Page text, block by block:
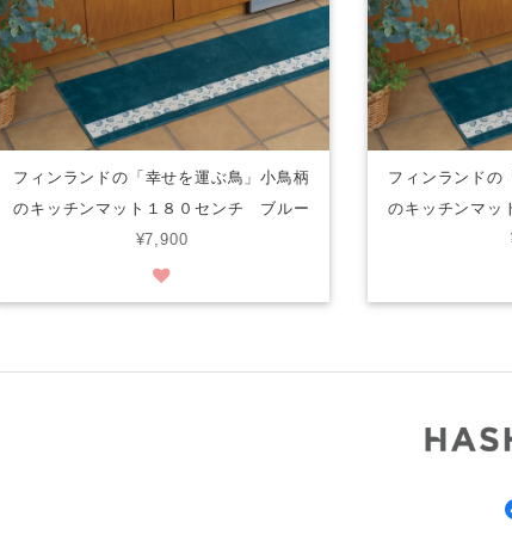
フィンランドの「幸せを運ぶ鳥」小鳥柄
のキッチンマット１８０センチ ブルー
¥7,900
フィンランドの
のキッチンマ